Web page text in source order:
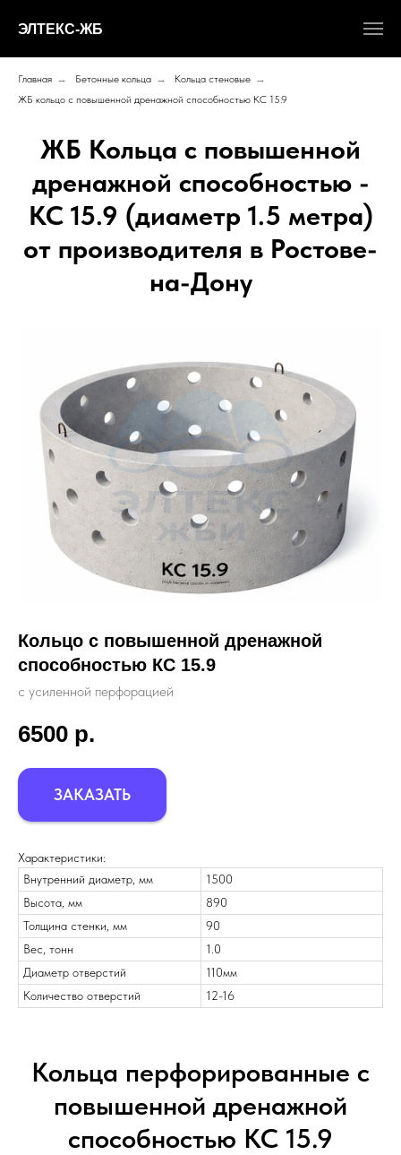
ЭЛТЕКС-ЖБ
Главная → Бетонные кольца → Кольца стеновые →
ЖБ кольцо с повышенной дренажной способностью КС 15.9
ЖБ Кольца с повышенной
дренажной способностью -
КС 15.9 (диаметр 1.5 метра)
от производителя в Ростове-
на-Дону
Кольцо с повышенной дренажной
способностью КС 15.9
с усиленной перфорацией
6500 р.
ЗАКАЗАТЬ
Характеристики:
Внутренний диаметр, мм
1500
Высота, мм
890
Толщина стенки, мм
90
Вес, тонн
1.0
Диаметр отверстий
110мм
Количество отверстий
12-16
Кольца перфорированные с
повышенной дренажной
способностью КС 15.9